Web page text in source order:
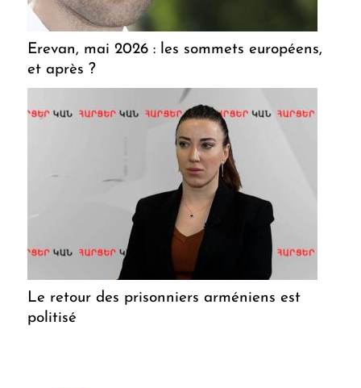
Erevan, mai 2026 : les sommets européens,
et après ?
Le retour des prisonniers arméniens est
politisé